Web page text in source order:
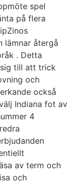
spel
på flera
lämnar återgå
. Detta
till att trick
och
också
Indiana fot av
4
av term och
och